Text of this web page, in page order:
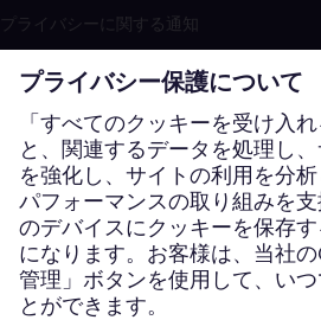
プライバシーに関する通知
利用規約
米国の法的通知
接触
Siemens Energy は、Siemens AG によっ
© シーメンス・エナジー、2026年
詳細については、英語
ェブサイトをご覧くだ